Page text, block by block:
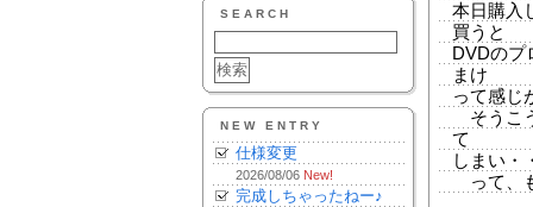
SEARCH
NEW ENTRY
仕様変更
2026/08/06 New!
完成しちゃったねー♪
本日購入
買うと
DVDのプ
まけ
って感じ
そうこ
て
しまい・
って、